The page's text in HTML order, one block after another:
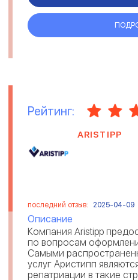
Рейтинг:
ARISTIPP
последний отзыв: 2025-04-09
Описание
Компания Aristipp
по вопросам
Самыми
услуг Аристипп
репатриации в такие